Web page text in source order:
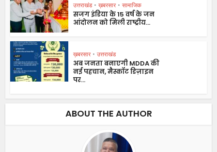
उत्तराखंड • ख़बरसार • सामाजिक
सजग इंडिया के 15 वर्ष के जन
आंदोलन को मिली राष्ट्रीय...
ख़बरसार • उत्तराखंड
अब जनता बनाएगी MDDA की
नई पहचान, मैस्कॉट डिज़ाइन
पर...
ABOUT THE AUTHOR